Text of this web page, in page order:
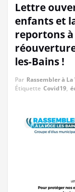
Lettre
enfants et
reportons
réouverture
les-Bains !
Par Rassembler à
Étiquette Covid19,